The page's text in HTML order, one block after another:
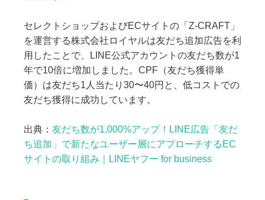
セレクトショップおよびECサイトの「Z-CRAFT」
を運営する株式会社ロイヤルは友だち追加広告を利
用したことで、LINE公式アカウントの友だち数が1
年で10倍に増加しました。CPF（友だち獲得単
価）は友だち1人当たり30〜40円と、低コストでの
友だち獲得に成功しています。
出典： 友だち数が1,000%アップ！LINE広告「友だ
ち追加」で新たなユーザー層にアプローチするEC
サイトの取り組み｜LINEヤフー for business